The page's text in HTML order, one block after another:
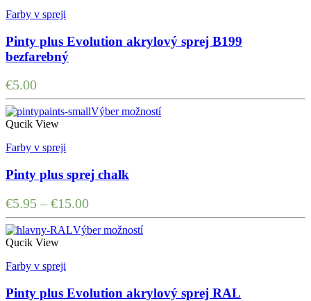
Farby v spreji
Pinty plus Evolution akrylový sprej B199
bezfarebný
€5.00
Výber možností
Qucik View
Farby v spreji
Pinty plus sprej chalk
€5.95 – €15.00
Výber možností
Qucik View
Farby v spreji
Pinty plus Evolution akrylový sprej RAL